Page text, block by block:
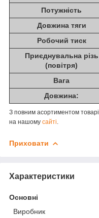
Потужність
Довжина тяги
Робочий тиск
Приєднувальна різь
(повітря)
Вага
Довжина:
З повним асортиментом
на нашому сайті.
Приховати
Характеристики
Основні
Виробник